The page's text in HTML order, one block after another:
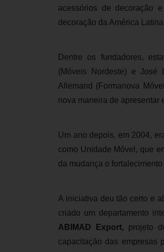
acessórios de decoração
decoração da América
Dentre os fundadores,
(Móveis Nordeste) e José
Allemand (Formanova
nova maneira de apresentar
Um ano depois, em 2004,
como Unidade Móvel, que
da mudança o
A iniciativa deu tão certo e
criado um departamento
ABIMAD Export, projeto
capacitação das empresas